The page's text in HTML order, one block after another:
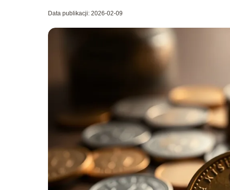
Data publikacji: 2026-02-09